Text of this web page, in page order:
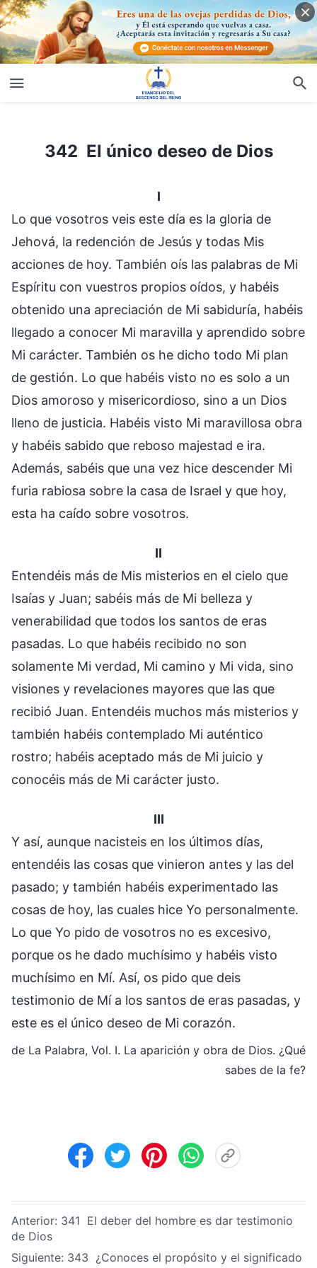
342 El único deseo de Dios
I
Lo que vosotros veis este día es la gloria de
Jehová, la redención de Jesús y todas Mis
acciones de hoy. También oís las palabras de Mi
Espíritu con vuestros propios oídos, y habéis
obtenido una apreciación de Mi sabiduría, habéis
llegado a conocer Mi maravilla y aprendido sobre
Mi carácter. También os he dicho todo Mi plan
de gestión. Lo que habéis visto no es solo a un
Dios amoroso y misericordioso, sino a un Dios
lleno de justicia. Habéis visto Mi maravillosa obra
y habéis sabido que reboso majestad e ira.
Además, sabéis que una vez hice descender Mi
furia rabiosa sobre la casa de Israel y que hoy,
esta ha caído sobre vosotros.
II
Entendéis más de Mis misterios en el cielo que
Isaías y Juan; sabéis más de Mi belleza y
venerabilidad que todos los santos de eras
pasadas. Lo que habéis recibido no son
solamente Mi verdad, Mi camino y Mi vida, sino
visiones y revelaciones mayores que las que
recibió Juan. Entendéis muchos más misterios y
también habéis contemplado Mi auténtico
rostro; habéis aceptado más de Mi juicio y
conocéis más de Mi carácter justo.
III
Y así, aunque nacisteis en los últimos días,
entendéis las cosas que vinieron antes y las del
pasado; y también habéis experimentado las
cosas de hoy, las cuales hice Yo personalmente.
Lo que Yo pido de vosotros no es excesivo,
porque os he dado muchísimo y habéis visto
muchísimo en Mí. Así, os pido que deis
testimonio de Mí a los santos de eras pasadas, y
este es el único deseo de Mi corazón.
de La Palabra, Vol. I. La aparición y obra de Dios. ¿Qué
sabes de la fe?
Anterior: 341 El deber del hombre es dar testimonio
de Dios
Siguiente: 343 ¿Conoces el propósito y el significado